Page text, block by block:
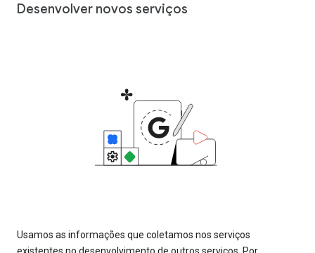
Desenvolver novos serviços
Usamos as informações que coletamos nos serviços
existentes no desenvolvimento de outros serviços. Por